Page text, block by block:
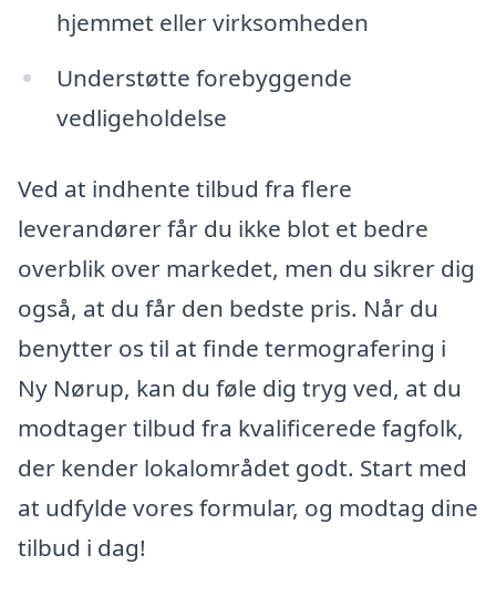
hjemmet eller virksomheden
Understøtte forebyggende
vedligeholdelse
Ved at indhente tilbud fra flere
leverandører får du ikke blot et bedre
overblik over markedet, men du sikrer dig
også, at du får den bedste pris. Når du
benytter os til at finde termografering i
Ny Nørup, kan du føle dig tryg ved, at du
modtager tilbud fra kvalificerede fagfolk,
der kender lokalområdet godt. Start med
at udfylde vores formular, og modtag dine
tilbud i dag!